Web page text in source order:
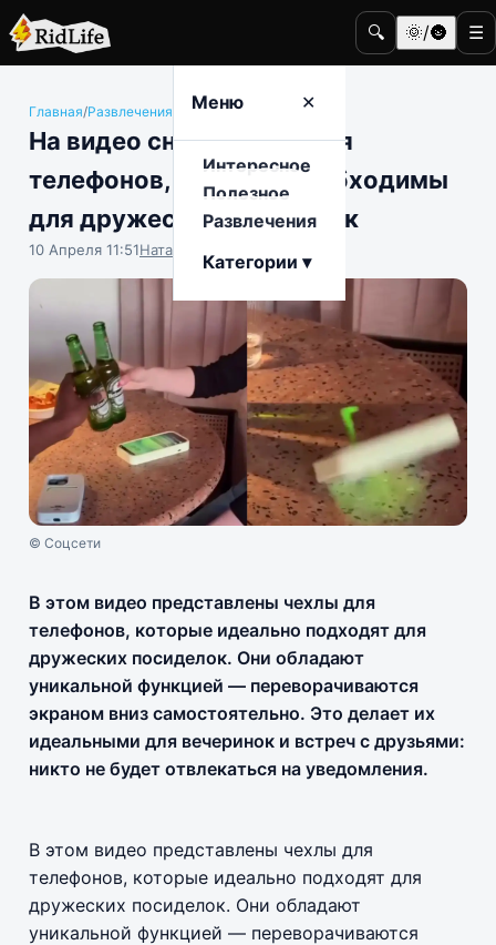
🔍 🌞/🌚 ☰
Меню ✕
Интересное
Полезное
Развлечения
Категории ▾
Главная/Развлечения Общество
На видео сняли чехлы для
телефонов, которые необходимы
для дружеских посиделок
10 Апреля 11:51Наталья Герасимова
© Соцсети
В этом видео представлены чехлы для
телефонов, которые идеально подходят для
дружеских посиделок. Они обладают
уникальной функцией — переворачиваются
экраном вниз самостоятельно. Это делает их
идеальными для вечеринок и встреч с друзьями:
никто не будет отвлекаться на уведомления.
В этом видео представлены чехлы для
телефонов, которые идеально подходят для
дружеских посиделок. Они обладают
уникальной функцией — переворачиваются